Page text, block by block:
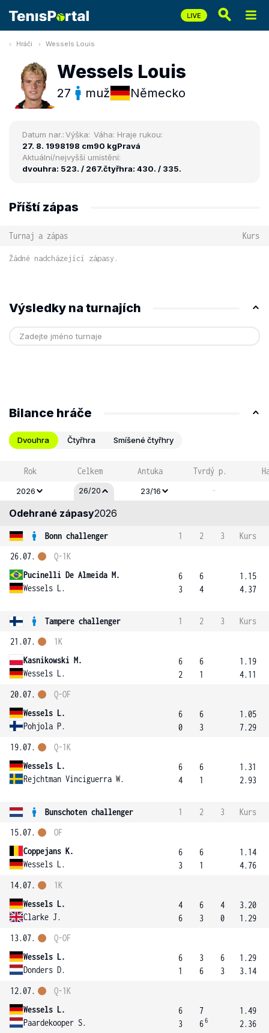
Hráči Wessels Louis
Wessels Louis
27 muž Německo
Datum nar.:
27. 8. 1998
Výška:
198 cm
Váha:
90 kg
Hraje rukou:
Pravá
Aktuální/nejvyšší umístění:
dvouhra: 523. / 267.čtyřhra: 430. / 335.
Příští zápas
Turnaj a zápas Kurs
Žádné nadcházející zápasy.
Výsledky na turnajích
Bilance hráče
Dvouhra Čtyřhra Smíšené čtyřhry
Rok Celkem Antuka Tvrdý p.
2026 26/20 23/16 -
Odehrané zápasy2026
Bonn challenger 1 2 3
Kurs
26.07.
Pucinelli De Almeida M.
Wessels L.
Q-1K
6
3
6
4
1.15
4.37
Tampere challenger 1 2 3
Kurs
21.07.
Kasnikowski M.
Wessels L.
1K
6
2
6
1
1.19
4.11
20.07.
Wessels L.
Pohjola P.
Q-OF
6
0
6
3
1.05
7.29
19.07.
Wessels L.
Rejchtman Vinciguerra W.
Q-1K
6
4
6
1
1.31
2.93
Bunschoten challenger 1 2 3
Kurs
15.07.
Coppejans K.
Wessels L.
OF
6
3
6
1
1.14
4.76
14.07.
Wessels L.
Clarke J.
1K
4
6
6
3
4
0
3.20
1.29
13.07.
Wessels L.
Donders D.
Q-OF
6
1
3
6
6
3
1.29
3.14
12.07.
Wessels L.
Paardekooper S.
Q-1K
6
3
7
66
1.49
2.36